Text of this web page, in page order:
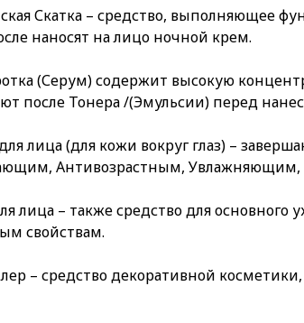
Скатка – средство, выполняющее
наносят на лицо ночной крем.
(Серум) содержит высокую
после Тонера /(Эмульсии) перед
лица (для кожи вокруг глаз) –
Антивозрастным,
лица – также средство для
свойствам.
– средство декоративной